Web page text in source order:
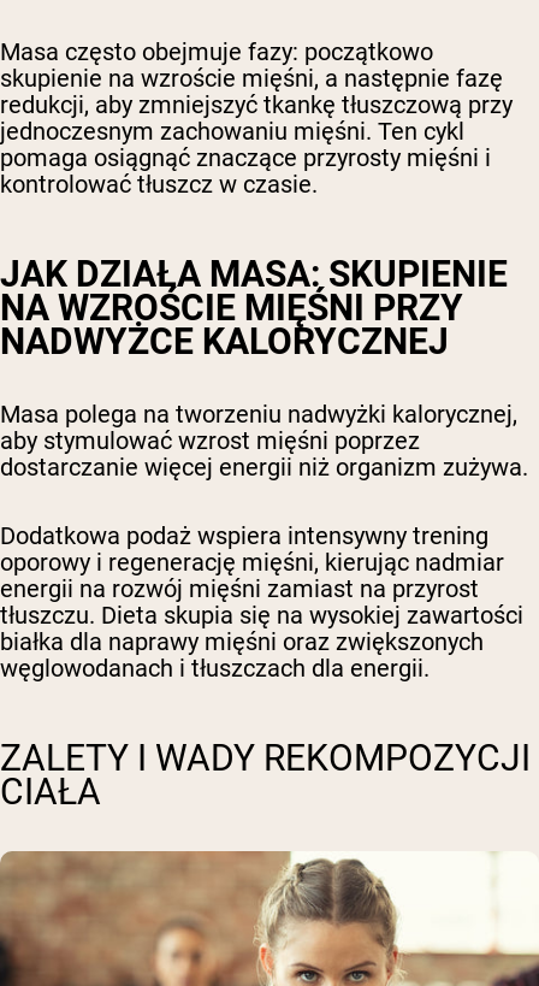
Masa często obejmuje fazy: początkowo
skupienie na wzroście mięśni, a następnie fazę
redukcji, aby zmniejszyć tkankę tłuszczową przy
jednoczesnym zachowaniu mięśni. Ten cykl
pomaga osiągnąć znaczące przyrosty mięśni i
kontrolować tłuszcz w czasie.
JAK DZIAŁA MASA: SKUPIENIE
NA WZROŚCIE MIĘŚNI PRZY
NADWYŻCE KALORYCZNEJ
Masa polega na tworzeniu nadwyżki kalorycznej,
aby stymulować wzrost mięśni poprzez
dostarczanie więcej energii niż organizm zużywa.
Dodatkowa podaż wspiera intensywny trening
oporowy i regenerację mięśni, kierując nadmiar
energii na rozwój mięśni zamiast na przyrost
tłuszczu. Dieta skupia się na wysokiej zawartości
białka dla naprawy mięśni oraz zwiększonych
węglowodanach i tłuszczach dla energii.
ZALETY I WADY REKOMPOZYCJI
CIAŁA